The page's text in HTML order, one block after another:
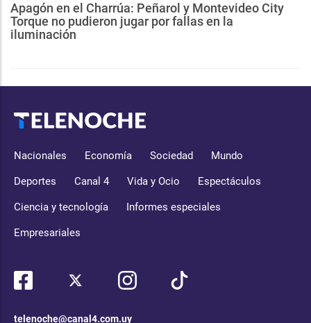
Apagón en el Charrúa: Peñarol y Montevideo City
Torque no pudieron jugar por fallas en la
iluminación
Nacionales Economía Sociedad Mundo
Deportes Canal 4 Vida y Ocio Espectáculos
Ciencia y tecnología Informes especiales
Empresariales
telenoche@canal4.com.uy